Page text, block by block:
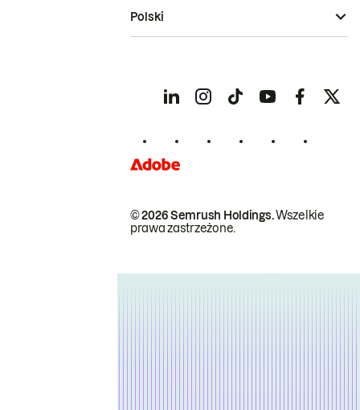
© 2026 Semrush Holdings.Wszelkie
prawa zastrzeżone.
Polski